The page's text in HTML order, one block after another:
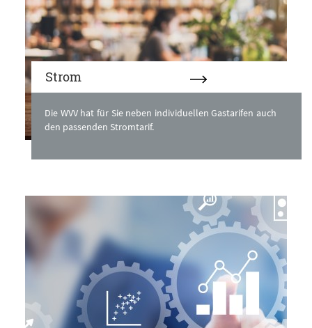
Strom
Die WVV hat für Sie neben individuellen Gastarifen auch
den passenden Stromtarif.